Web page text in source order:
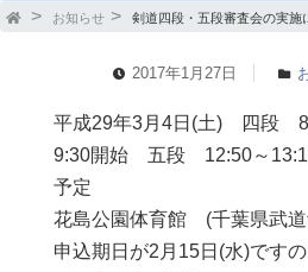
お知らせ 剣道四段・五段審査会の実施
2017年1月27日
平成29年3月4日(土) 四段
9:30開始 五段 12:50～
予定
花島公園体育館 (千葉県武
申込期日が2月15日(水)です